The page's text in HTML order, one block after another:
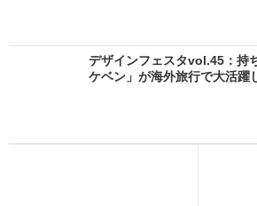
デザインフェスタvol.45：持
ケベン」が海外旅行で大活躍